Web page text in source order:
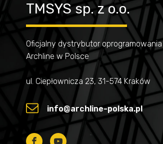
TMSYS sp. z o.o.
Oficjalny dystrybutor oprogramowania
Archline w Polsce
ul. Ciepłownicza 23, 31-574 Kraków
info@archline-polska.pl